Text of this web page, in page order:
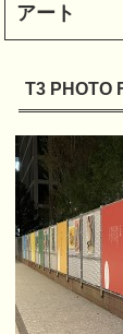
アート
T3 PHOTO